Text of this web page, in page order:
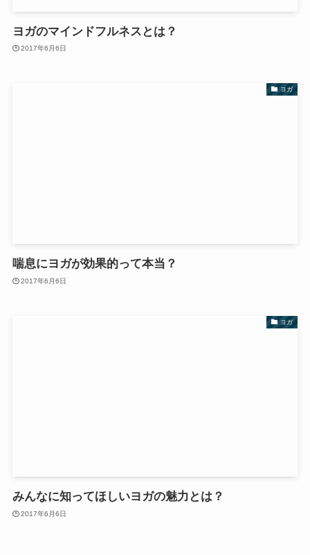
ヨガのマインドフルネスとは？
2017年6月6日
ヨガ
喘息にヨガが効果的って本当？
2017年6月6日
ヨガ
みんなに知ってほしいヨガの魅力とは？
2017年6月6日